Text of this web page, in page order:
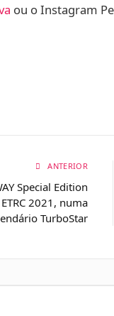
ou o Instagram
ANTERIOR
Special Edition
2021, numa
TurboStar